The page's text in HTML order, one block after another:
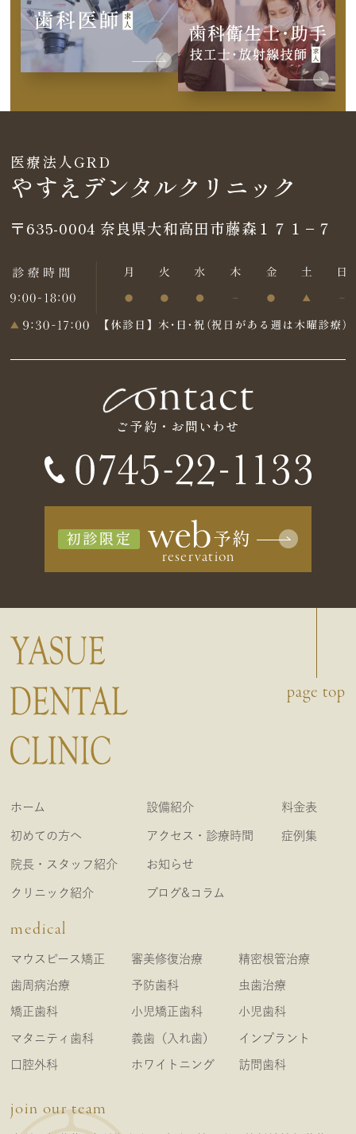
医療法人GRD
やすえデンタルクリニック
〒635-0004 奈良県大和高田市藤森１７１−７
ご予約・お問いわせ
初診限定
ホーム
初めての方へ
院長・スタッフ紹介
クリニック紹介
設備紹介
アクセス・診療時間
お知らせ
ブログ&コラム
料金表
症例集
medical
マウスピース矯正 審美修復治療 精密根管治療
歯周病治療 予防歯科 虫歯治療
矯正歯科 小児矯正歯科 小児歯科
マタニティ歯科 義歯（入れ歯） インプラント
口腔外科 ホワイトニング 訪問歯科
join our team
page top